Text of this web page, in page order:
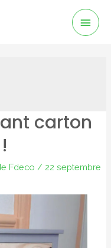
carton
Fdeco / 22 septembre